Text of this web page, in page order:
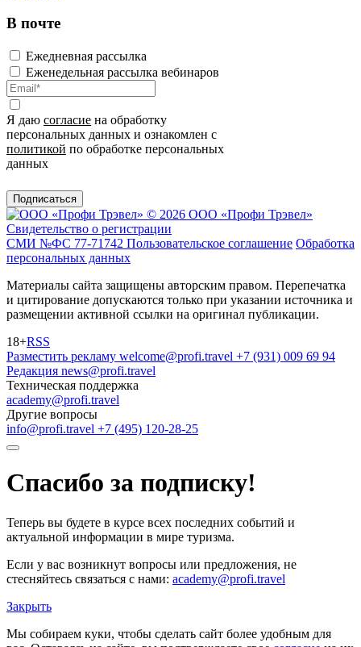
В почте
Ежедневная рассылка
Еженедельная рассылка вебинаров
Я даю согласие на обработку
персональных данных и ознакомлен с
политикой по обработке персональных
данных
Подписаться
© 2026 ООО «Профи Трэвeл»
Свидетельство о регистрации
СМИ №ФС 77-71742 Пользовательское соглашение Обработка
персональных данных
Материалы сайта защищены авторским правом. Перепечатка
и цитирование допускаются только при указании источника и
размещении активной ссылки на оригинал публикации.
18+RSS
Разместить рекламу welcome@profi.travel +7 (931) 009 69 94
Редакция news@profi.travel
Техническая поддержка
academy@profi.travel
Другие вопросы
info@profi.travel +7 (495) 120-28-25
Спасибо за подписку!
Теперь вы будете в курсе всех последних событий и
актуальной информации в мире туризма.
Если у вас возникнут вопросы или предложения, не
стесняйтесь связаться с нами: academy@profi.travel
Закрыть
Мы собираем куки, чтобы сделать сайт более удобным для